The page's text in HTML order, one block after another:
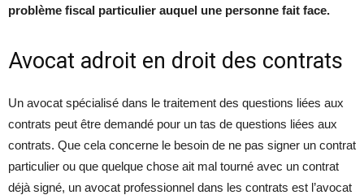
problème fiscal particulier auquel une personne fait face.
Avocat adroit en droit des contrats
Un avocat spécialisé dans le traitement des questions liées aux
contrats peut être demandé pour un tas de questions liées aux
contrats. Que cela concerne le besoin de ne pas signer un contrat
particulier ou que quelque chose ait mal tourné avec un contrat
déjà signé, un avocat professionnel dans les contrats est l’avocat